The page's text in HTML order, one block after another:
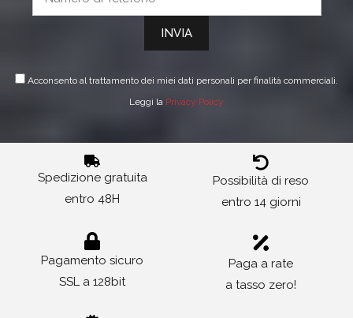
Acconsento al trattamento dei miei dati personali per finalità commerciali.
Leggi la Privacy Policy
Spedizione gratuita
entro 48H
Possibilità di reso
entro 14 giorni
Pagamento sicuro
SSL a 128bit
Paga a rate
a tasso zero!